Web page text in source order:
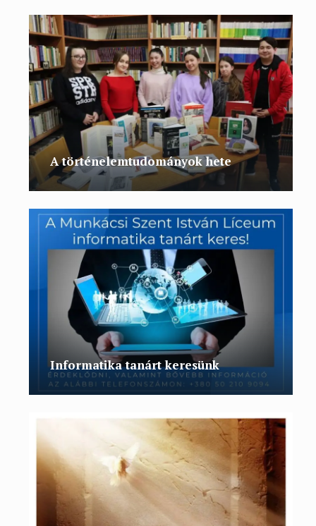
A történelemtudományok hete
Informatika tanárt keresünk